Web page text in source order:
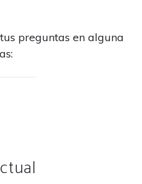
preguntas en alguna